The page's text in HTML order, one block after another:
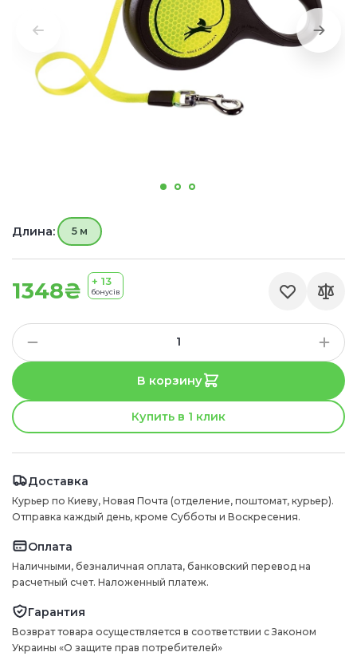
1348₴ + 13
бонусів
Длина: 5 м
В корзину
Купить в 1 клик
Доставка
Курьер по Киеву, Новая Почта (отделение, поштомат, курьер).
Отправка каждый день, кроме Субботы и Воскресения.
Оплата
Наличными, безналичная оплата, банковский перевод на
расчетный счет. Наложенный платеж.
Гарантия
Возврат товара осуществляется в соответствии с Законом
Украины «О защите прав потребителей»